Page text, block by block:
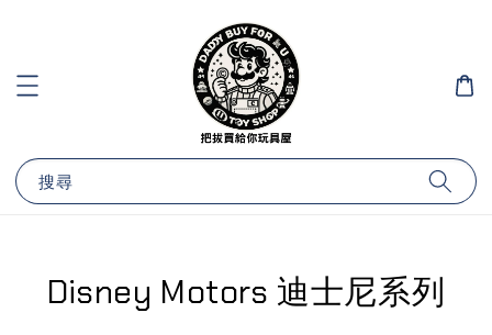
搜尋
Disney Motors 迪士尼系列